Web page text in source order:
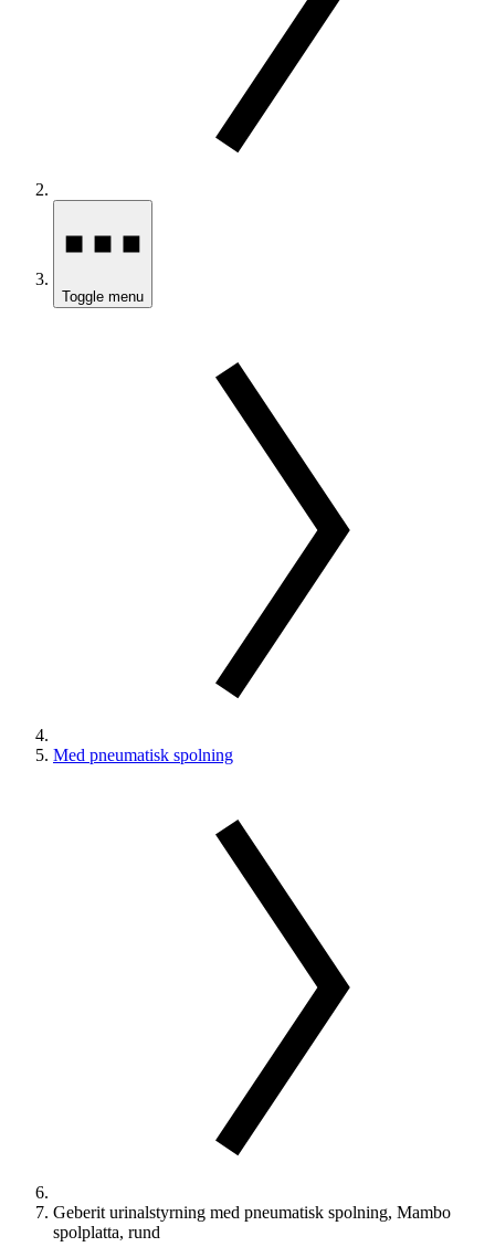
Toggle menu
Med pneumatisk spolning
Geberit urinalstyrning med pneumatisk spolning, Mambo
spolplatta, rund